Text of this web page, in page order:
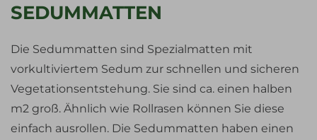
SEDUMMATTEN
Die Sedummatten sind Spezialmatten mit
vorkultiviertem Sedum zur schnellen und sicheren
Vegetationsentstehung. Sie sind ca. einen halben
m2 groß. Ähnlich wie Rollrasen können Sie diese
einfach ausrollen. Die Sedummatten haben einen